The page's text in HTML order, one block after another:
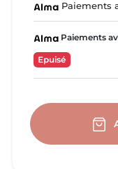
Paiements
Paiements
Epuisé